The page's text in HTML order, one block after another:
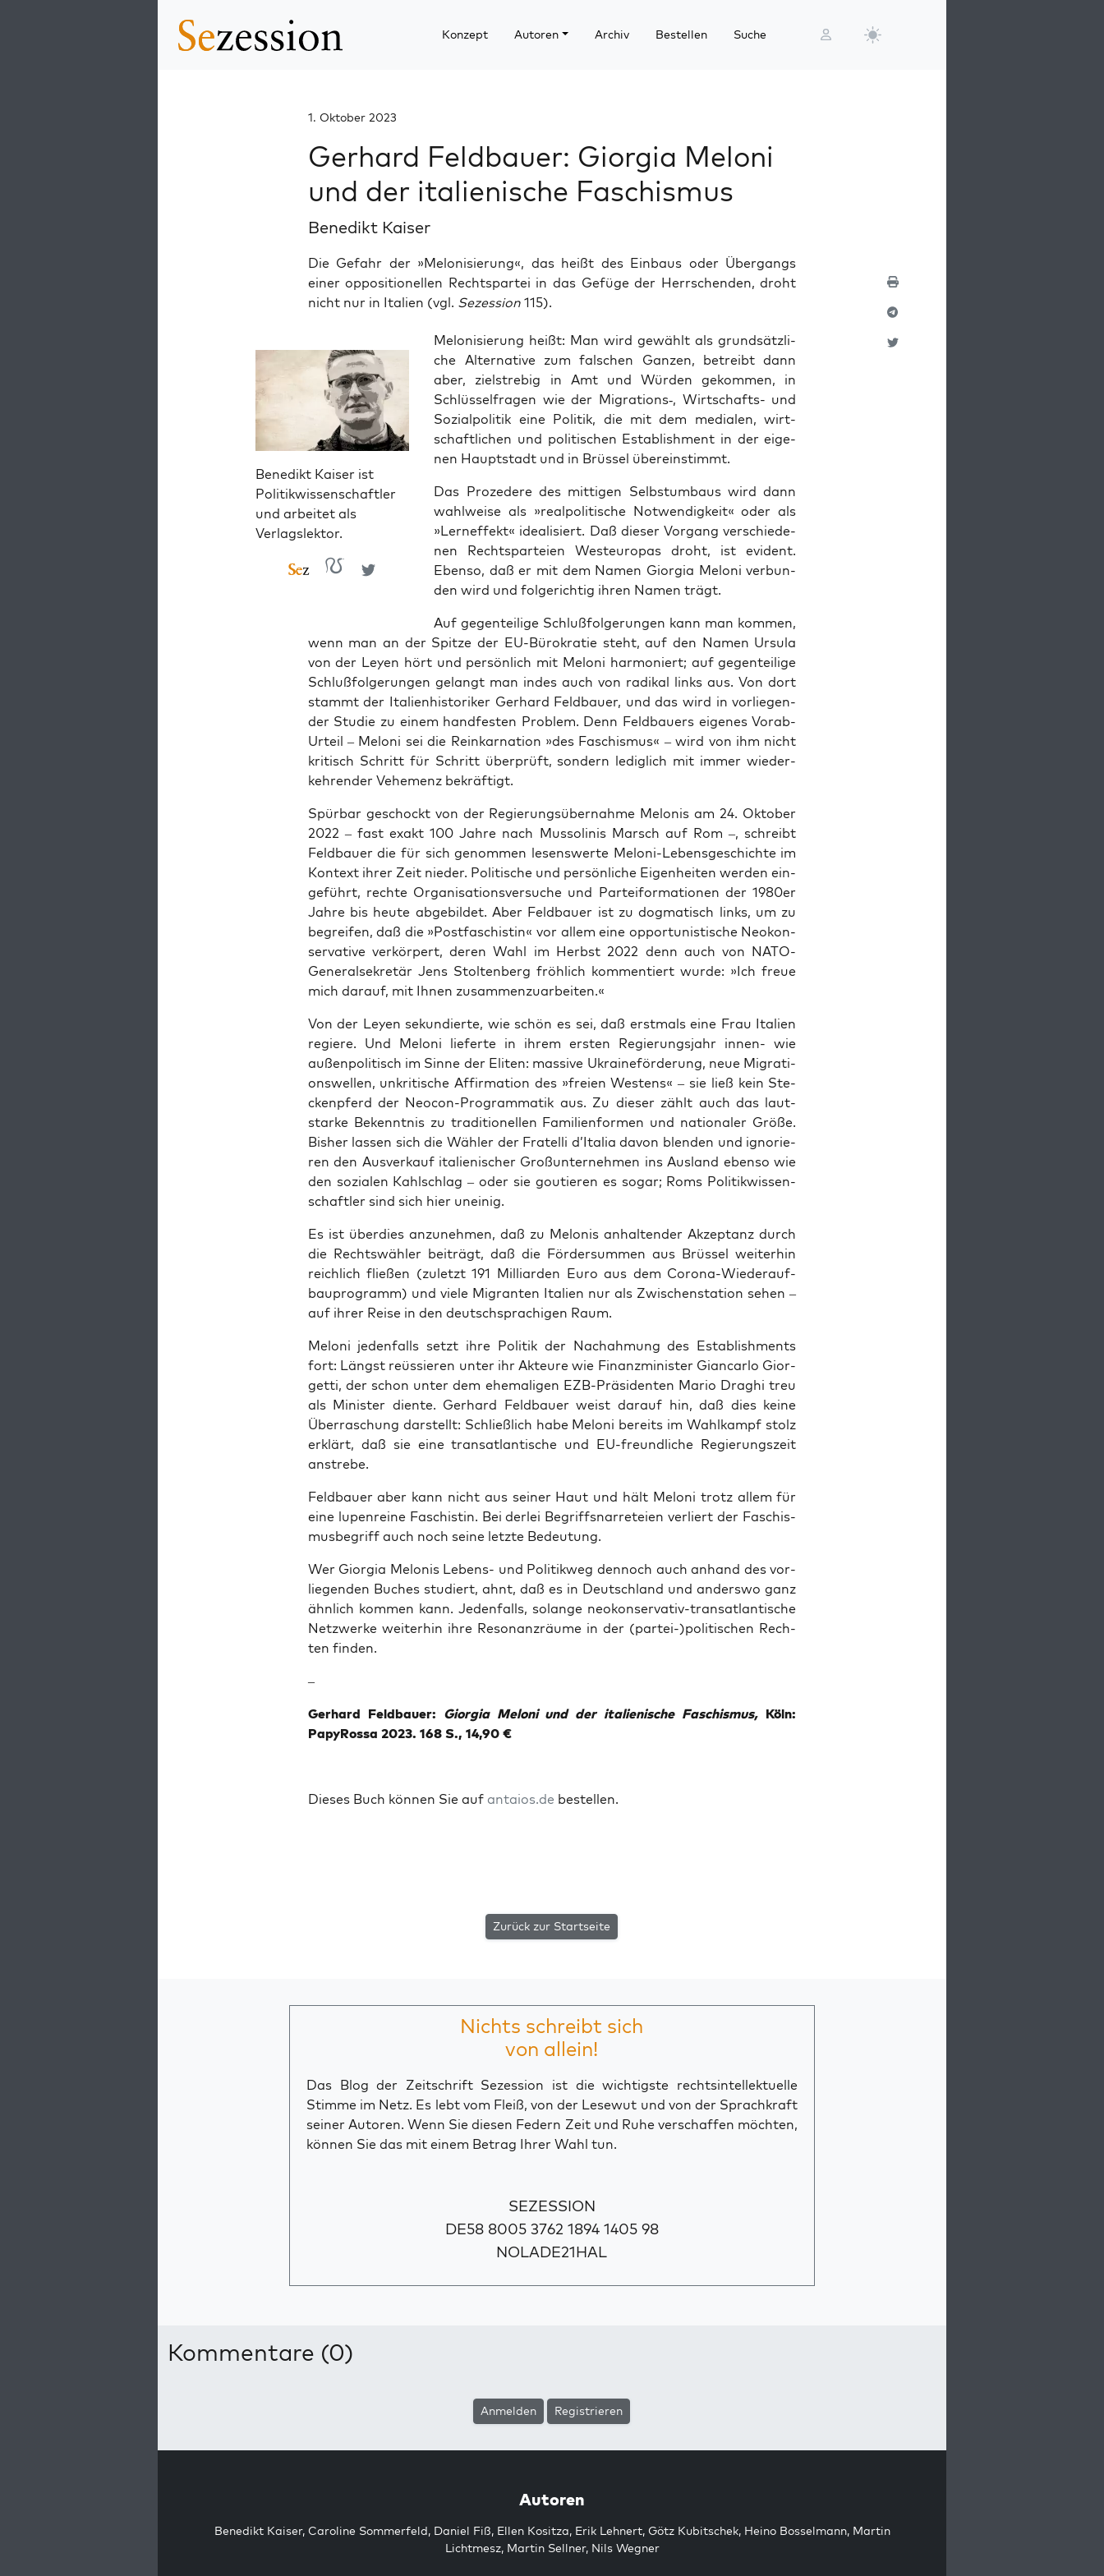
Konzept Autoren Archiv Bestellen Suche
1. Oktober 2023
Gerhard Feldbauer: Giorgia Meloni
und der italienische Faschismus
Benedikt Kaiser
Die Gefahr der »Melonisierung«, das heißt des Einbaus oder Übergangs
einer oppositionellen Rechtspartei in das Gefüge der Herrschenden, droht
nicht nur in Italien (vgl. Sezession115).
Benedikt Kaiser ist
Politikwissenschaftler
und arbeitet als
Verlagslektor.
Melo­ni­sie­rung heißt: Man wird gewählt als grund­sätz­li­
che Alter­na­ti­ve zum fal­schen Gan­zen, betreibt dann
aber, ziel­stre­big in Amt und Wür­den gekom­men, in
Schlüs­sel­fra­gen wie der Migrations‑, Wirt­schafts- und
Sozi­al­po­li­tik eine Poli­tik, die mit dem media­len, wirt­
schaft­li­chen und poli­ti­schen Estab­lish­ment in der eige­
nen Haupt­stadt und in Brüs­sel übereinstimmt.
Das Pro­ze­de­re des mit­ti­gen Selbstum­baus wird dann
wahl­wei­se als »real­po­li­ti­sche Not­wen­dig­keit« oder als
»Lern­ef­fekt« idea­li­siert. Daß die­ser Vor­gang ver­schie­de­
nen Rechts­par­tei­en West­eu­ro­pas droht, ist evi­dent.
Eben­so, daß er mit dem Namen Gior­gia Melo­ni ver­bun­
den wird und fol­ge­rich­tig ihren Namen trägt.
Auf gegen­tei­li­ge Schluß­fol­ge­run­gen kann man kom­men,
wenn man an der Spit­ze der EU-Büro­kra­tie steht, auf den Namen Ursu­la
von der Ley­en hört und per­sön­lich mit Melo­ni har­mo­niert; auf gegen­tei­li­ge
Schluß­fol­ge­run­gen gelangt man indes auch von radi­kal links aus. Von dort
stammt der Ita­li­en­his­to­ri­ker Ger­hard Feld­bau­er, und das wird in vor­lie­gen­
der Stu­die zu einem hand­fes­ten Pro­blem. Denn Feld­bau­ers eige­nes Vor­ab-
Urteil – Melo­ni sei die Reinkar­na­ti­on »des Faschis­mus« – wird von ihm nicht
kri­tisch Schritt für Schritt über­prüft, son­dern ledig­lich mit immer wie­der­
keh­ren­der Vehe­menz bekräftigt.
Spür­bar geschockt von der Regie­rungs­über­nah­me Melo­nis am 24. Okto­ber
2022 – fast exakt 100 Jah­re nach Mus­so­li­nis Marsch auf Rom –, schreibt
Feld­bau­er die für sich genom­men lesens­wer­te Melo­ni-Lebens­ge­schich­te im
Kon­text ihrer Zeit nie­der. Poli­ti­sche und per­sön­li­che Eigen­hei­ten wer­den ein­
ge­führt, rech­te Orga­ni­sa­ti­ons­ver­su­che und Par­tei­for­ma­tio­nen der 1980er
Jah­re bis heu­te abge­bil­det. Aber Feld­bau­er ist zu dog­ma­tisch links, um zu
begrei­fen, daß die »Post­fa­schis­tin« vor allem eine oppor­tu­nis­ti­sche Neo­kon­
ser­va­ti­ve ver­kör­pert, deren Wahl im Herbst 2022 denn auch von NATO-
Gene­ral­se­kre­tär Jens Stol­ten­berg fröh­lich kom­men­tiert wur­de: »Ich freue
mich dar­auf, mit Ihnen zusammenzuarbeiten.«
Von der Ley­en sekun­dier­te, wie schön es sei, daß erst­mals eine Frau Ita­li­en
regie­re. Und Melo­ni lie­fer­te in ihrem ers­ten Regie­rungs­jahr innen- wie
außen­po­li­tisch im Sin­ne der Eli­ten: mas­si­ve Ukrai­ne­för­de­rung, neue Migra­ti­
ons­wel­len, unkri­ti­sche Affir­ma­ti­on des »frei­en Wes­tens« – sie ließ kein Ste­
cken­pferd der Neo­con-Pro­gram­ma­tik aus. Zu die­ser zählt auch das laut­
star­ke Bekennt­nis zu tra­di­tio­nel­len Fami­li­en­for­men und natio­na­ler Grö­ße.
Bis­her las­sen sich die Wäh­ler der Fratel­li d’Italia davon blen­den und igno­rie­
ren den Aus­ver­kauf ita­lie­ni­scher Groß­un­ter­neh­men ins Aus­land eben­so wie
den sozia­len Kahl­schlag – oder sie gou­tie­ren es sogar; Roms Poli­tik­wis­sen­
schaft­ler sind sich hier uneinig.
Es ist über­dies anzu­neh­men, daß zu Melo­nis anhal­ten­der Akzep­tanz durch
die Rechts­wäh­ler bei­trägt, daß die För­der­sum­men aus Brüs­sel wei­ter­hin
reich­lich flie­ßen (zuletzt 191 Mil­li­ar­den Euro aus dem Coro­na-Wie­der­auf­
bau­pro­gramm) und vie­le Migran­ten Ita­li­en nur als Zwi­schen­sta­ti­on sehen –
auf ihrer Rei­se in den deutsch­spra­chi­gen Raum.
Melo­ni jeden­falls setzt ihre Poli­tik der Nach­ah­mung des Estab­lish­ments
fort: Längst reüs­sie­ren unter ihr Akteu­re wie Finanz­mi­nis­ter Gian­car­lo Gior­
get­ti, der schon unter dem ehe­ma­li­gen EZB-Prä­si­den­ten Mario Draghi treu
als Minis­ter dien­te. Ger­hard Feld­bau­er weist dar­auf hin, daß dies kei­ne
Über­ra­schung dar­stellt: Schließ­lich habe Melo­ni bereits im Wahl­kampf stolz
erklärt, daß sie eine trans­at­lan­ti­sche und EU-freund­li­che Regie­rungs­zeit
anstrebe.
Feld­bau­er aber kann nicht aus sei­ner Haut und hält Melo­ni trotz allem für
eine lupen­rei­ne Faschis­tin. Bei der­lei Begriffs­nar­re­tei­en ver­liert der Faschis­
mus­be­griff auch noch sei­ne letz­te Bedeutung.
Wer Gior­gia Melo­nis Lebens- und Poli­tik­weg den­noch auch anhand des vor­
lie­gen­den Buches stu­diert, ahnt, daß es in Deutsch­land und anders­wo ganz
ähn­lich kom­men kann. Jeden­falls, solan­ge neo­kon­ser­va­tiv-trans­at­lan­ti­sche
Netz­wer­ke wei­ter­hin ihre Reso­nanz­räu­me in der (partei-)politischen Rech­
ten finden.
–
Ger­hard Feld­bau­er: Gior­gia Melo­ni und der ita­lie­ni­sche Faschis­mus, Köln:
Papy­Ros­sa 2023. 168 S., 14,90 €
Die­ses Buch kön­nen Sie auf antaios.de bestellen.
Zurück zur Startseite
Nichts schreibt sich
von allein!
Das Blog der Zeitschrift Sezession ist die wichtigste rechtsintellektuelle
Stimme im Netz. Es lebt vom Fleiß, von der Lesewut und von der Sprachkraft
seiner Autoren. Wenn Sie diesen Federn Zeit und Ruhe verschaffen möchten,
können Sie das mit einem Betrag Ihrer Wahl tun.
SEZESSION
DE58 8005 3762 1894 1405 98
NOLADE21HAL
Kommentare (0)
Anmelden Registrieren
Autoren
Benedikt Kaiser, Caroline Sommerfeld, Daniel Fiß, Ellen Kositza, Erik Lehnert, Götz Kubitschek, Heino Bosselmann, Martin
Lichtmesz, Martin Sellner, Nils Wegner